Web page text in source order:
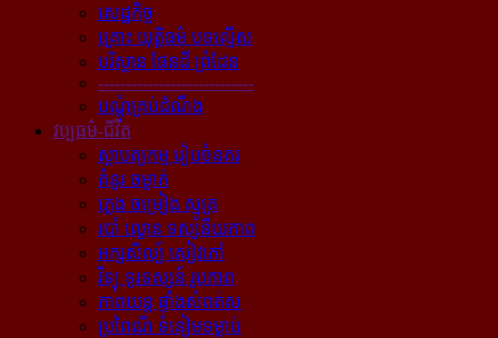
សេដ្ឋកិច្ច
គ្រោះ យុត្តិធម៌ បទល្មើស
បរិស្ថាន ផែនដី ព្រំដែន
----------------------------
បណ្ដុំគ្រប់ដំណឹង
វប្បធម៌-ជីវិត
ស្ថាបត្យកម្ម រៀបចំនគរ
គំនូរ ចម្លាក់
ភ្លេង ចម្រៀង ស្មូត្រ
របាំ ល្ខោន ទស្សនីយភាព
អក្សសិល្ប៍ សៀវភៅ
វិទ្យុ ទូរទស្សន៍ រូបភាព
ភាពយន្ដ ផ្ទាំងសំពត់ស
ប្រពៃណី ទំនៀមទម្លាប់